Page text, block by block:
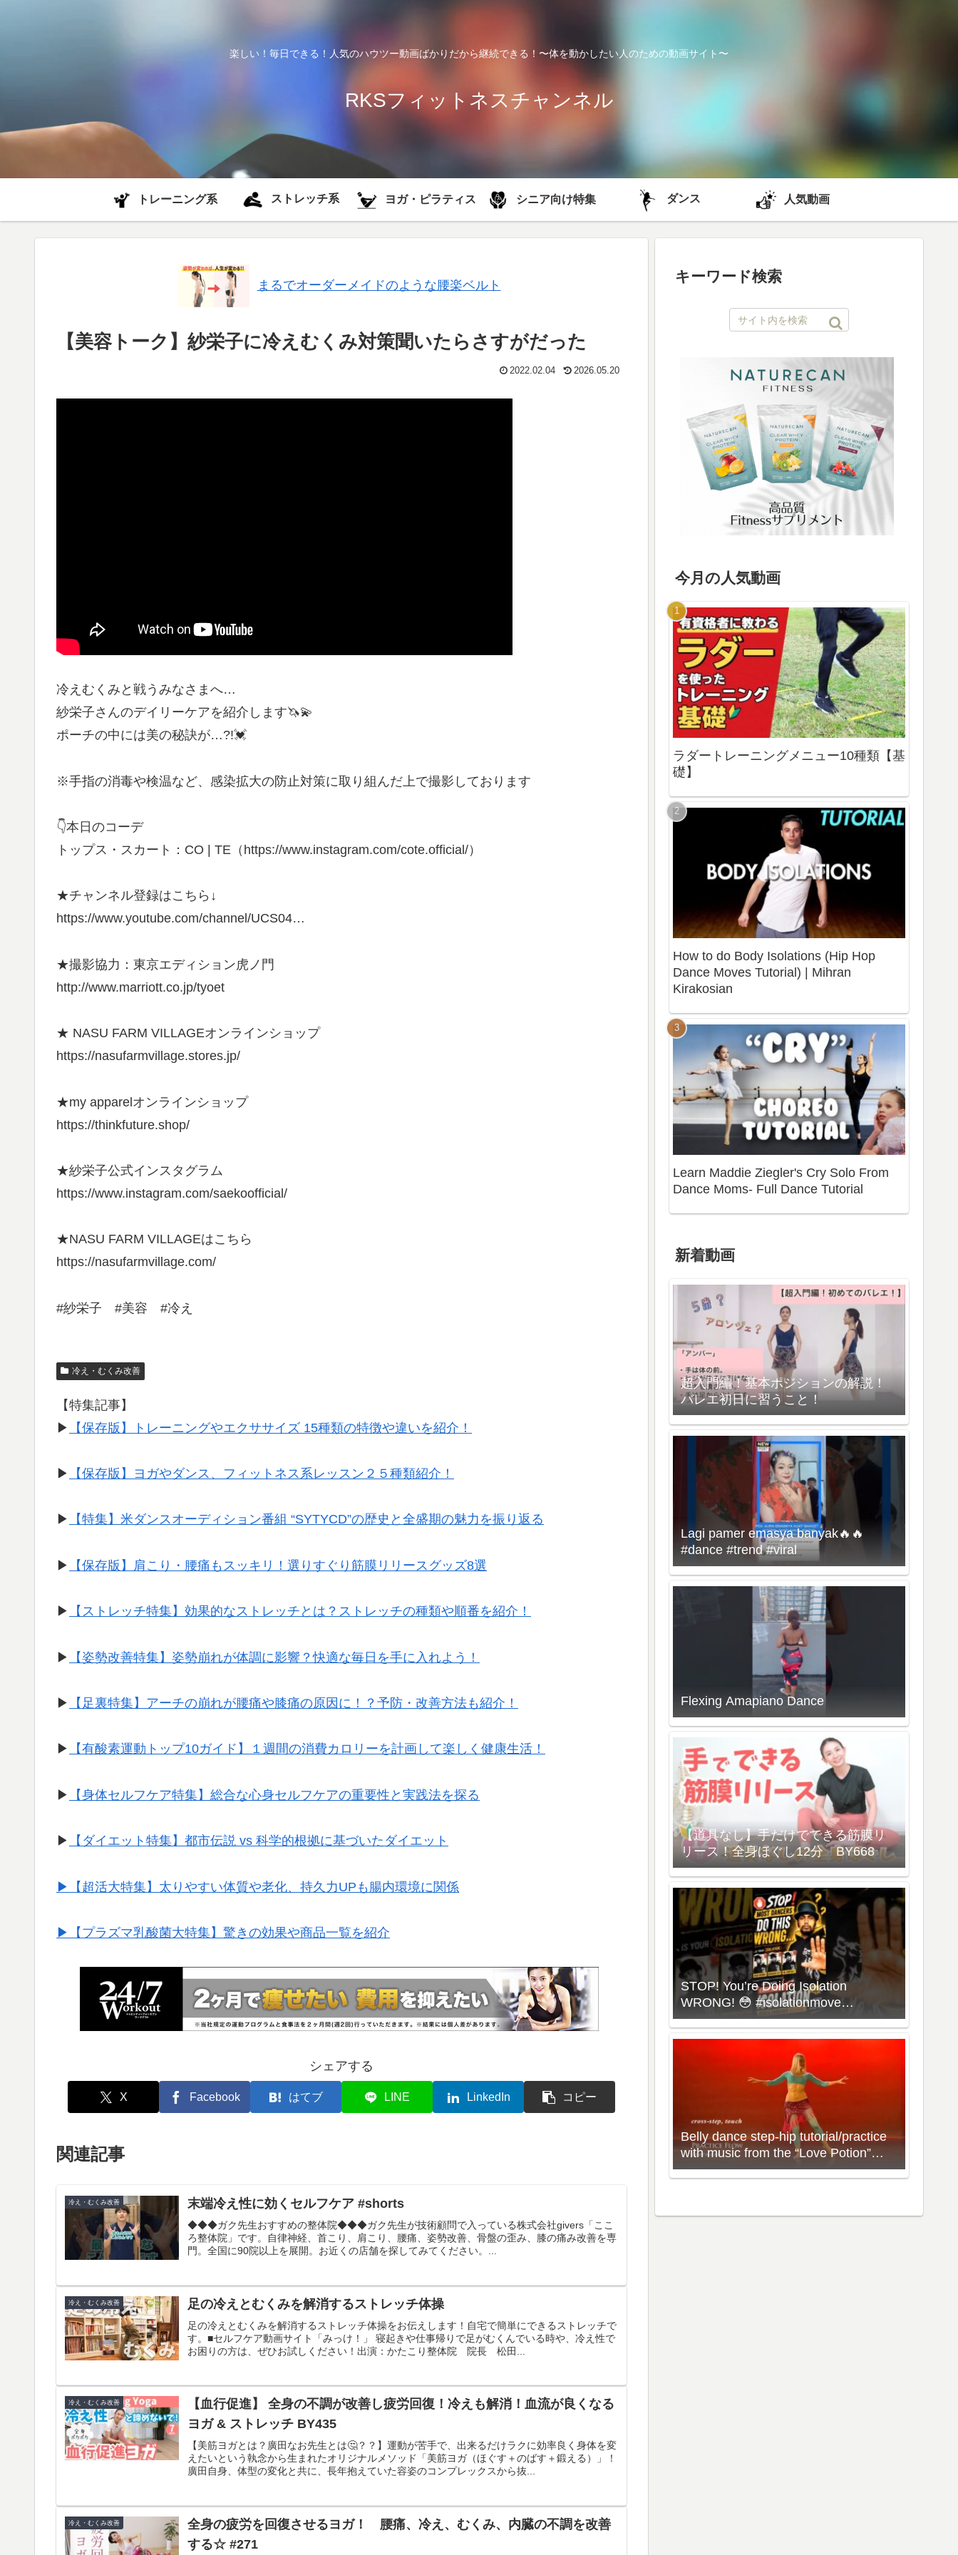
楽しい！毎日できる！人気のハウツー動画ばかりだから継続できる！〜体を動かしたい人のための動画サイト〜
RKSフィットネスチャンネル
トレーニング系 ストレッチ系 ヨガ・ピラティス シニア向け特集 ダンス 人気動画
まるでオーダーメイドのような腰楽ベルト
【美容トーク】紗栄子に冷えむくみ対策聞いたらさすがだった
2022.02.04 2026.05.20
冷えむくみと戦うみなさまへ…
紗栄子さんのデイリーケアを紹介します🦄💫
ポーチの中には美の秘訣が…?!💓
※手指の消毒や検温など、感染拡大の防止対策に取り組んだ上で撮影しております
👇本日のコーデ
トップス・スカート：CO | TE（https://www.instagram.com/cote.official/）
★チャンネル登録はこちら↓
https://www.youtube.com/channel/UCS04…
★撮影協力：東京エディション虎ノ門
http://www.marriott.co.jp/tyoet
★ NASU FARM VILLAGEオンラインショップ
https://nasufarmvillage.stores.jp/
★my apparelオンラインショップ
https://thinkfuture.shop/
★紗栄子公式インスタグラム
https://www.instagram.com/saekoofficial/
★NASU FARM VILLAGEはこちら
https://nasufarmvillage.com/
#紗栄子 #美容 #冷え
冷え・むくみ改善
【特集記事】
▶︎
【保存版】トレーニングやエクササイズ 15種類の特徴や違いを紹介！
▶︎ 【保存版】ヨガやダンス、フィットネス系レッスン２５種類紹介！
▶︎ 【特集】米ダンスオーディション番組 “SYTYCD”の歴史と全盛期の魅力を振り返る
▶︎ 【保存版】肩こり・腰痛もスッキリ！選りすぐり筋膜リリースグッズ8選
▶︎ 【ストレッチ特集】効果的なストレッチとは？ストレッチの種類や順番を紹介！
▶︎ 【姿勢改善特集】姿勢崩れが体調に影響？快適な毎日を手に入れよう！
▶︎ 【足裏特集】アーチの崩れが腰痛や膝痛の原因に！？予防・改善方法も紹介！
▶︎ 【有酸素運動トップ10ガイド】１週間の消費カロリーを計画して楽しく健康生活！
▶︎ 【身体セルフケア特集】総合な心身セルフケアの重要性と実践法を探る
▶︎ 【ダイエット特集】都市伝説 vs 科学的根拠に基づいたダイエット
▶︎【超活大特集】太りやすい体質や老化、持久力UPも腸内環境に関係
▶︎【プラズマ乳酸菌大特集】驚きの効果や商品一覧を紹介
シェアする
X Facebook はてブ LINE LinkedIn コピー
関連記事
冷え・むくみ改善 末端冷え性に効くセルフケア #shorts
◆◆◆ガク先生おすすめの整体院◆◆◆ガク先生が技術顧問で入っている株式会社givers「ここ
ろ整体院」です。自律神経、首こり、肩こり、腰痛、姿勢改善、骨盤の歪み、膝の痛み改善を専
門。全国に90院以上を展開。お近くの店舗を探してみてください。...
冷え・むくみ改善 足の冷えとむくみを解消するストレッチ体操
足の冷えとむくみを解消するストレッチ体操をお伝えします！自宅で簡単にできるストレッチで
す。■セルフケア動画サイト「みっけ！」 寝起きや仕事帰りで足がむくんでいる時や、冷え性で
お困りの方は、ぜひお試しください！出演：かたこり整体院 院長 松田...
冷え・むくみ改善
【血行促進】 全身の不調が改善し疲労回復！冷えも解消！血流が良くなる
ヨガ & ストレッチ BY435
【美筋ヨガとは？廣田なお先生とは🤔？？】運動が苦手で、出来るだけラクに効率良く身体を変
えたいという執念から生まれたオリジナルメソッド「美筋ヨガ（ほぐす＋のばす＋鍛える）」！
廣田自身、体型の変化と共に、長年抱えていた容姿のコンプレックスから抜...
冷え・むくみ改善
全身の疲労を回復させるヨガ！ 腰痛、冷え、むくみ、内臓の不調を改善
する☆ #271
キーワード検索
今月の人気動画
ラダートレーニングメニュー10種類【基
礎】
How to do Body Isolations (Hip Hop
Dance Moves Tutorial) | Mihran
Kirakosian
Learn Maddie Ziegler's Cry Solo From
Dance Moms- Full Dance Tutorial
新着動画
超入門編！基本ポジションの解説！
バレエ初日に習うこと！
Lagi pamer emasya banyak🔥🔥
#dance #trend #viral
Flexing Amapiano Dance
【道具なし】手だけでできる筋膜リ
リース！全身ほぐし12分 BY668
STOP! You’re Doing Isolation
WRONG! 😳 #isolationmove
#animationdance #poppingdance
Belly dance step-hip tutorial/practice
with music from the “Love Potion”
Workout with Neon